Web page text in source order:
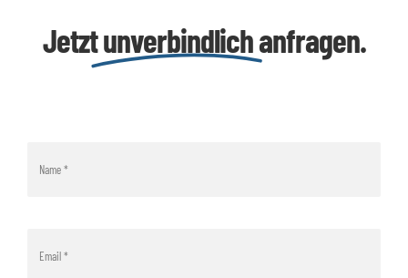
Jetztunverbindlichanfragen.